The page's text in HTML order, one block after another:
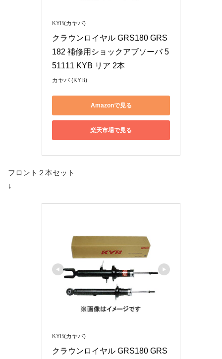
KYB(カヤバ)
クラウンロイヤル GRS180 GRS
182 補修用ショックアブソーバ 5
51111 KYB リア 2本
カヤバ (KYB)
Amazonで見る
楽天市場で見る
フロント２本セット
↓
KYB(カヤバ)
クラウンロイヤル GRS180 GRS